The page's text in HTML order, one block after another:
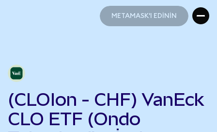
METAMASK'I EDİNİN
(CLOIon - CHF) VanEck
CLO ETF (Ondo